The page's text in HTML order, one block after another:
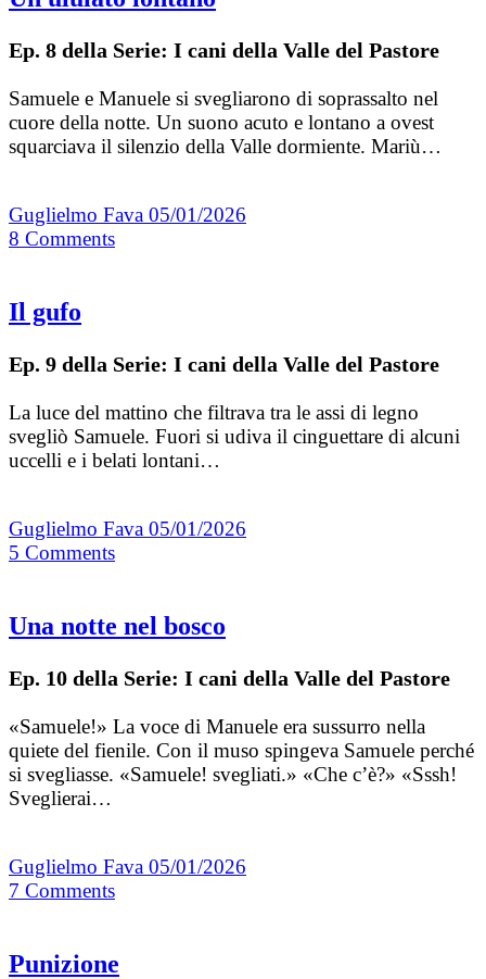
Ep. 8 della Serie: I cani della Valle del Pastore
Samuele e Manuele si svegliarono di soprassalto nel
cuore della notte. Un suono acuto e lontano a ovest
squarciava il silenzio della Valle dormiente. Mariù…
Guglielmo Fava 05/01/2026
8 Comments
Il gufo
Ep. 9 della Serie: I cani della Valle del Pastore
La luce del mattino che filtrava tra le assi di legno
svegliò Samuele. Fuori si udiva il cinguettare di alcuni
uccelli e i belati lontani…
Guglielmo Fava 05/01/2026
5 Comments
Una notte nel bosco
Ep. 10 della Serie: I cani della Valle del Pastore
«Samuele!» La voce di Manuele era sussurro nella
quiete del fienile. Con il muso spingeva Samuele perché
si svegliasse. «Samuele! svegliati.» «Che c’è?» «Sssh!
Sveglierai…
Guglielmo Fava 05/01/2026
7 Comments
Punizione